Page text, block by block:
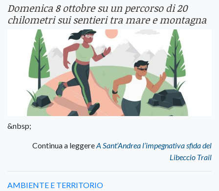
Domenica 8 ottobre su un percorso di 20
chilometri sui sentieri tra mare e montagna
&nbsp;
Continua a leggereA Sant’Andrea l’impegnativa sfida del
Libeccio Trail
AMBIENTE E TERRITORIO